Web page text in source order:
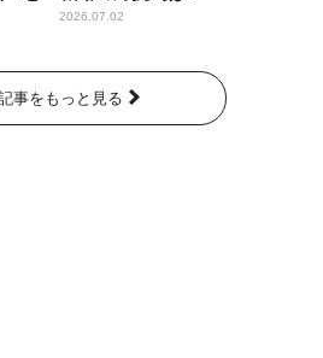
2026.07.02
事をもっと見る